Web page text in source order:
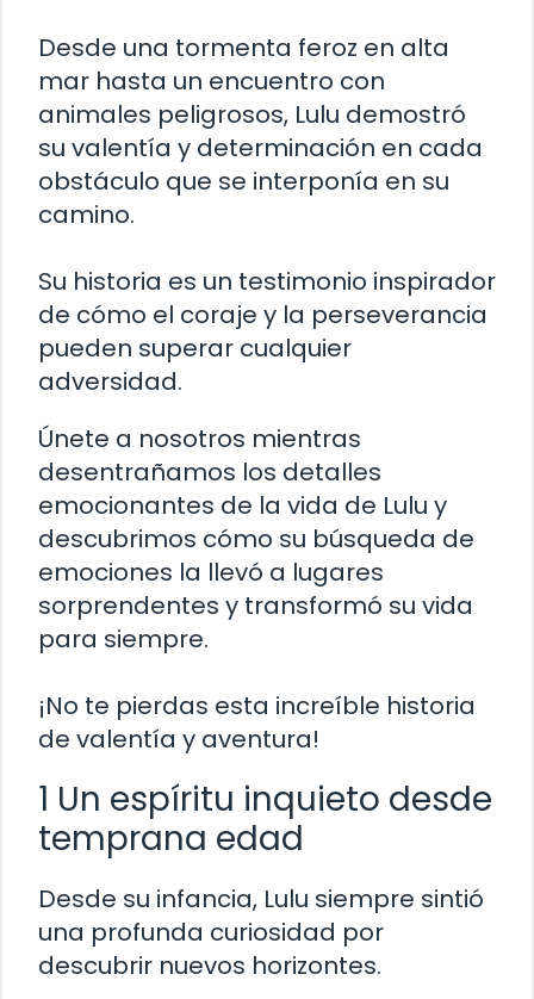
Desde una tormenta feroz en alta
mar hasta un encuentro con
animales peligrosos, Lulu demostró
su valentía y determinación en cada
obstáculo que se interponía en su
camino.
Su historia es un testimonio inspirador
de cómo el coraje y la perseverancia
pueden superar cualquier
adversidad.
Únete a nosotros mientras
desentrañamos los detalles
emocionantes de la vida de Lulu y
descubrimos cómo su búsqueda de
emociones la llevó a lugares
sorprendentes y transformó su vida
para siempre.
¡No te pierdas esta increíble historia
de valentía y aventura!
1 Un espíritu inquieto desde
temprana edad
Desde su infancia, Lulu siempre sintió
una profunda curiosidad por
descubrir nuevos horizontes.